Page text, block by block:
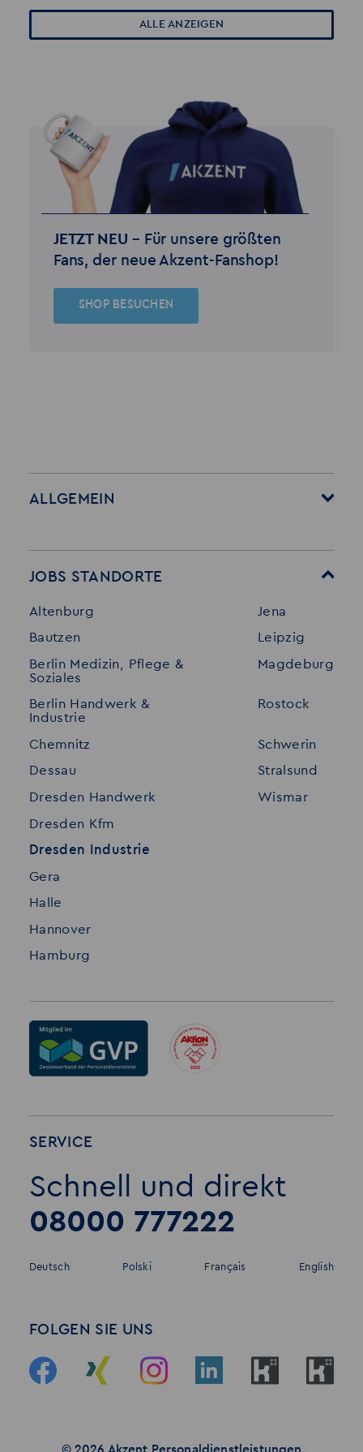
ALLE ANZEIGEN
JETZT NEU – Für unsere größten
Fans, der neue Akzent-Fanshop!
SHOP BESUCHEN
ALLGEMEIN
Für Bewerber
Stellenangebote
Initiativ bewerben
Merkzettel
Standorte
Referenzen
Interne Jobs
Datenschutz
Impressum
JOBS STANDORTE
Altenburg
Bautzen
Berlin Medizin, Pflege &
Soziales
Berlin Handwerk &
Industrie
Chemnitz
Dessau
Dresden Handwerk
Dresden Kfm
Dresden Industrie
Gera
Halle
Hannover
Hamburg
Jena
Leipzig
Magdeburg
Rostock
Schwerin
Stralsund
Wismar
SERVICE
Schnell und direkt
08000 777222
Deutsch Polski Français English
FOLGEN SIE UNS